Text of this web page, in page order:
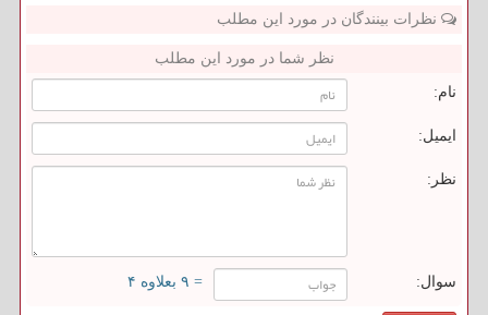
نظرات بینندگان در مورد این مطلب
نظر شما در مورد این مطلب
نام:
ایمیل:
نظر:
سوال: = ۹ بعلاوه ۴